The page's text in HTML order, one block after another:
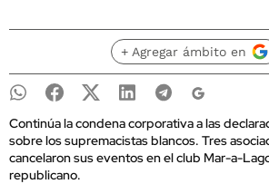
+ Agregar ámbito en
Continúa la condena corporativa a las
sobre los supremacistas blancos. Tres
cancelaron sus eventos en el club Mar-a-
republicano.